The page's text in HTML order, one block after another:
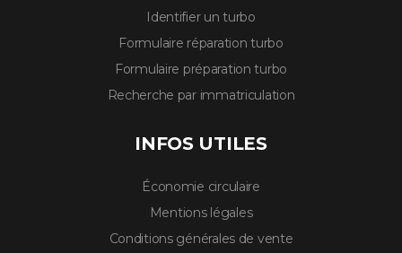
Identifier un turbo
Formulaire réparation turbo
Formulaire préparation turbo
Recherche par immatriculation
INFOS UTILES
Économie circulaire
Mentions légales
Conditions générales de vente